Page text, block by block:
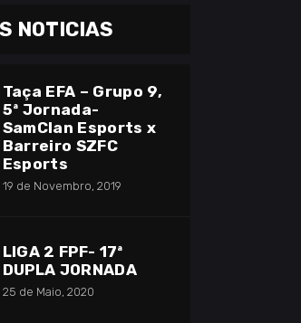
NOTICIAS
Taça EFA – Grupo 9,
5ª Jornada-
SamClan Esports x
Barreiro SZFC
Esports
19 de Novembro, 2019
LIGA 2 FPF- 17ª
DUPLA JORNADA
25 de Maio, 2020